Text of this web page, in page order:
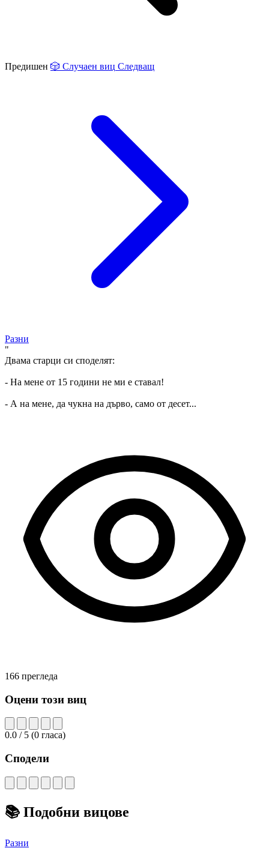
Предишен 🎲 Случаен виц Следващ
Разни
"
Двама старци си споделят:
- На мене от 15 години не ми е ставал!
- А на мене, да чукна на дърво, само от десет...
166 прегледа
Оцени този виц
0.0 / 5 (0 гласа)
Сподели
📚 Подобни вицове
Разни